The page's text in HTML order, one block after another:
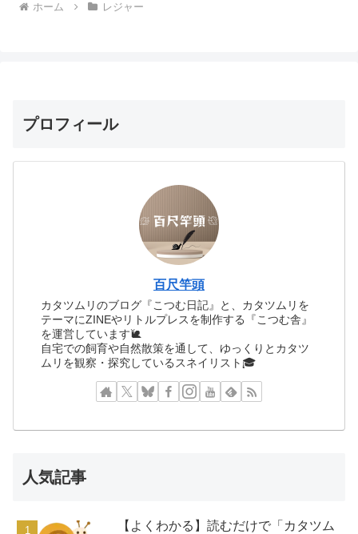
ホーム レジャー
プロフィール
百尺竿頭
カタツムリのブログ『こつむ日記』と、カタツムリを
テーマにZINEやリトルプレスを制作する『こつむ舎』
を運営しています🐌
自宅での飼育や自然散策を通して、ゆっくりとカタツ
ムリを観察・探究しているスネイリスト🎓
人気記事
【よくわかる】読むだけで「カタツム